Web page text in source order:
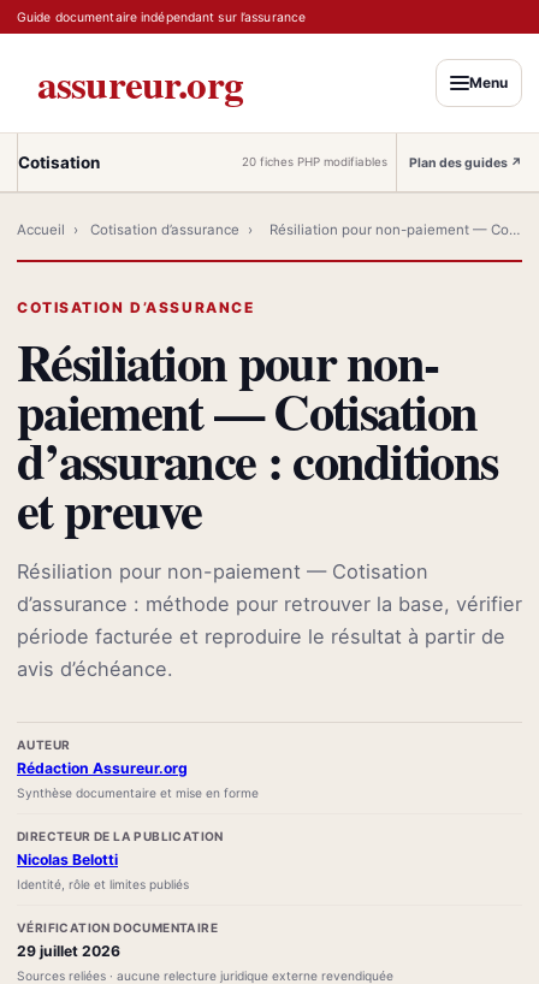
Guide documentaire indépendant sur l’assurance
assureur.org Menu
Cotisation 20 fiches PHP modifiables Plan des guides ↗
Accueil › Cotisation d’assurance › Résiliation pour non-paiement — Cotisation d’assurance
COTISATION D’ASSURANCE
Résiliation pour non-
paiement — Cotisation
d’assurance : conditions
et preuve
Résiliation pour non-paiement — Cotisation
d’assurance : méthode pour retrouver la base, vérifier
période facturée et reproduire le résultat à partir de
avis d’échéance.
AUTEUR
Rédaction Assureur.org
Synthèse documentaire et mise en forme
DIRECTEUR DE LA PUBLICATION
Nicolas Belotti
Identité, rôle et limites publiés
VÉRIFICATION DOCUMENTAIRE
29 juillet 2026
Sources reliées · aucune relecture juridique externe revendiquée